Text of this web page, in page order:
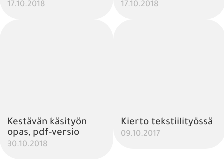
17.10.2018 17.10.2018
Kestävän käsityön
opas, pdf-versio
30.10.2018
Kierto tekstiilityössä
09.10.2017